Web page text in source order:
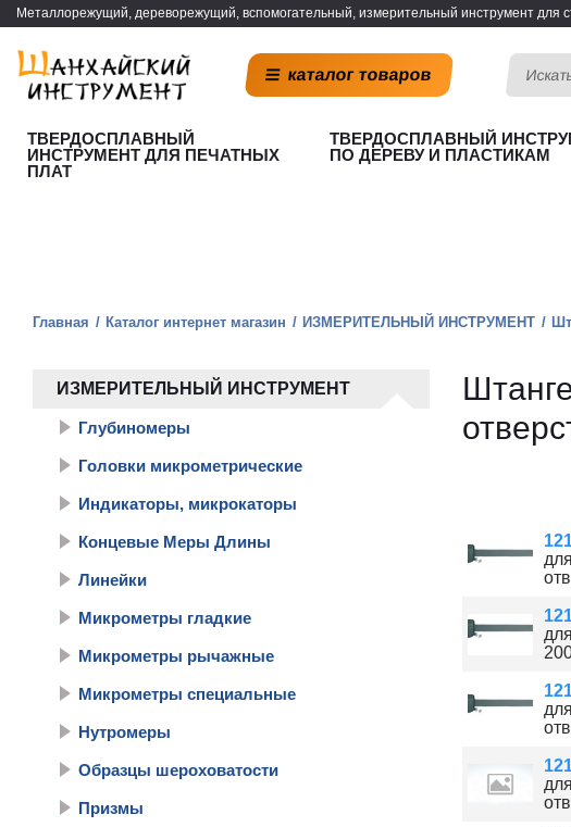
Металлорежущий, дереворежущий, вспомогательный, измерительный инструмент для
каталог товаров
ТВЕРДОСПЛАВНЫЙ
ИНСТРУМЕНТ ДЛЯ ПЕЧАТНЫХ
ПЛАТ
ТВЕРДОСПЛАВНЫЙ
ПО ДЕРЕВУ И ПЛАСТИКАМ
Главная Каталог интернет магазин ИЗМЕРИТЕЛЬНЫЙ ИНСТРУМЕНТ
ИЗМЕРИТЕЛЬНЫЙ ИНСТРУМЕНТ
Глубиномеры
Головки микрометрические
Индикаторы, микрокаторы
Концевые Меры Длины
Линейки
Микрометры гладкие
Микрометры рычажные
Микрометры специальные
Нутромеры
Образцы шероховатости
Призмы